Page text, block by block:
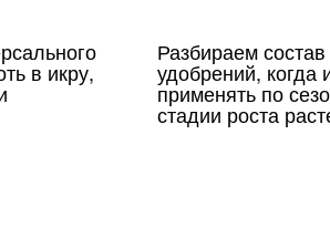
в икру,
Разбираем состав
удобрений, когда
применять по
стадии роста